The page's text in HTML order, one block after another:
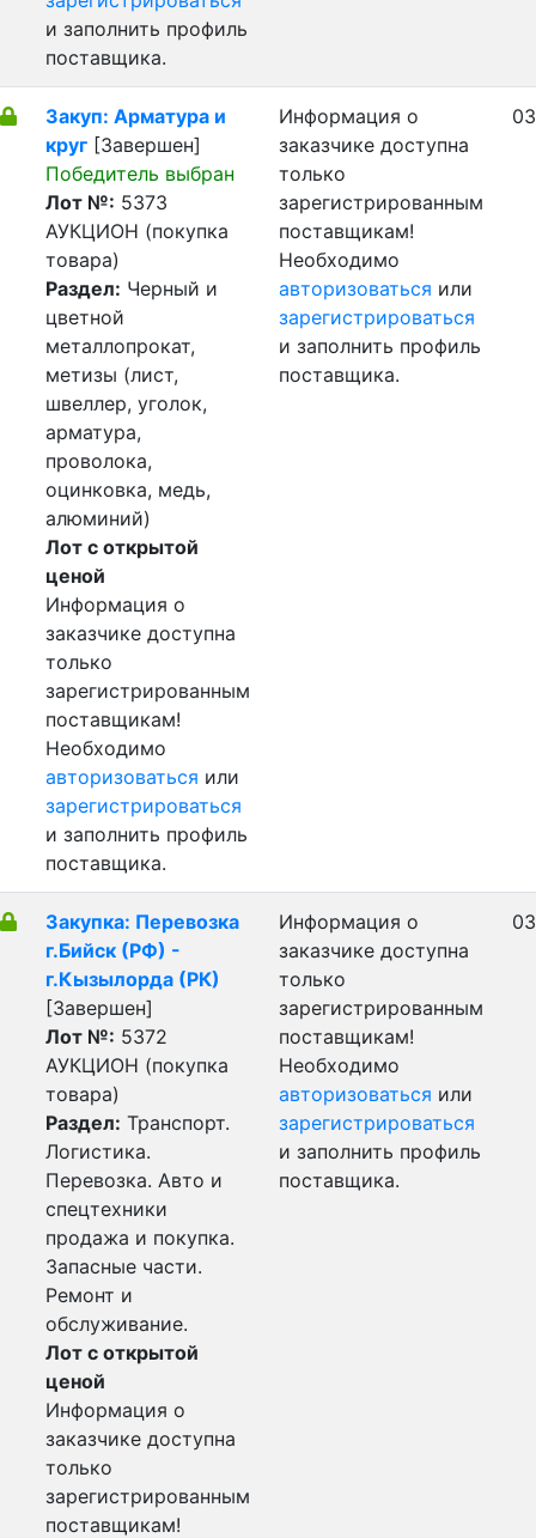
и заполнить профиль
поставщика.
Закуп: Арматура и
круг [Завершен]
Победитель выбран
Лот №: 5373
АУКЦИОН (покупка
товара)
Раздел: Черный и
цветной
металлопрокат,
метизы (лист,
швеллер, уголок,
арматура,
проволока,
оцинковка, медь,
алюминий)
Лот с открытой
ценой
Информация о
заказчике доступна
только
зарегистрированным
поставщикам!
Необходимо
авторизоваться или
зарегистрироваться
и заполнить профиль
поставщика.
Информация о
заказчике доступна
только
зарегистрированным
поставщикам!
Необходимо
авторизоваться или
зарегистрироваться
и заполнить профиль
поставщика.
Закупка: Перевозка
г.Бийск (РФ) -
г.Кызылорда (РК)
[Завершен]
Лот №: 5372
АУКЦИОН (покупка
товара)
Раздел: Транспорт.
Логистика.
Перевозка. Авто и
спецтехники
продажа и покупка.
Запасные части.
Ремонт и
обслуживание.
Лот с открытой
ценой
Информация о
заказчике доступна
только
зарегистрированным
поставщикам!
Информация о
заказчике доступна
только
зарегистрированным
поставщикам!
Необходимо
авторизоваться или
зарегистрироваться
и заполнить профиль
поставщика.